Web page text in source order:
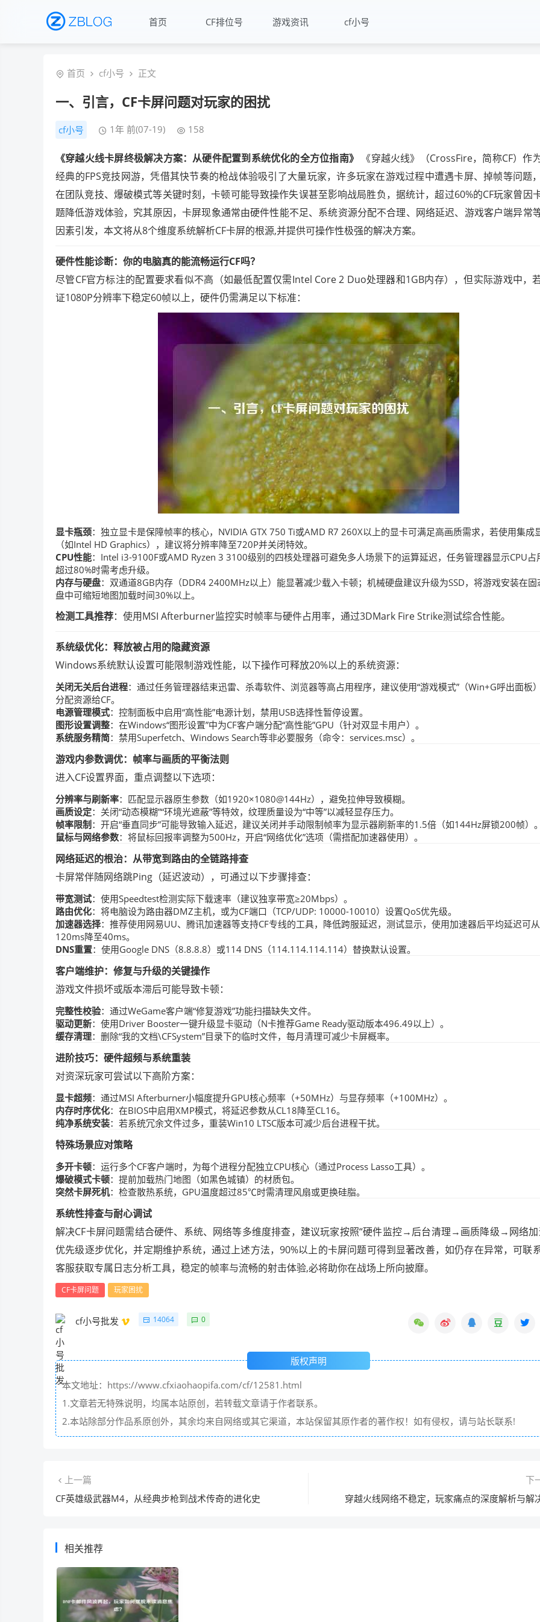
首页 CF排位号 游戏资讯 cf小号
首页 cf小号 正文
一、引言，CF卡屏问题对玩家的困扰
cf小号 1年 前(07-19) 158
《穿越火线卡屏终极解决方案：从硬件配置到系统优化的全方位指南》
《穿越火线》（CrossFire，简称CF）作
经典的FPS竞技网游，凭借其快节奏的枪战体验吸引了大量玩家，许多玩家在游戏过程中遭遇卡屏、掉帧等问题
在团队竞技、爆破模式等关键时刻，卡顿可能导致操作失误甚至影响战局胜负，据统计，超过60%的CF玩家曾因
题降低游戏体验，究其原因，卡屏现象通常由硬件性能不足、系统资源分配不合理、网络延迟、游戏客户端异常
因素引发，本文将从8个维度系统解析CF卡屏的根源,并提供可操作性极强的解决方案。
硬件性能诊断：你的电脑真的能流畅运行CF吗？
尽管CF官方标注的配置要求看似不高（如最低配置仅需Intel Core 2 Duo处理器和1GB内存），但实际游戏中，
证1080P分辨率下稳定60帧以上，硬件仍需满足以下标准：
显卡瓶颈：独立显卡是保障帧率的核心，NVIDIA GTX 750 Ti或AMD R7 260X以上的显卡可满足高画质需求，若使用集成
（如Intel HD Graphics），建议将分辨率降至720P并关闭特效。
CPU性能：Intel i3-9100F或AMD Ryzen 3 3100级别的四核处理器可避免多人场景下的运算延迟，任务管理器显示CPU占
超过80%时需考虑升级。
内存与硬盘：双通道8GB内存（DDR4 2400MHz以上）能显著减少载入卡顿；机械硬盘建议升级为SSD，将游戏安装在固
盘中可缩短地图加载时间30%以上。
检测工具推荐：使用MSI Afterburner监控实时帧率与硬件占用率，通过3DMark Fire Strike测试综合性能。
系统级优化：释放被占用的隐藏资源
Windows系统默认设置可能限制游戏性能，以下操作可释放20%以上的系统资源：
关闭无关后台进程：通过任务管理器结束迅雷、杀毒软件、浏览器等高占用程序，建议使用“游戏模式”（Win+G呼出面板
分配资源给CF。
电源管理模式：控制面板中启用“高性能”电源计划，禁用USB选择性暂停设置。
图形设置调整：在Windows“图形设置”中为CF客户端分配“高性能”GPU（针对双显卡用户）。
系统服务精简：禁用Superfetch、Windows Search等非必要服务（命令：services.msc）。
游戏内参数调优：帧率与画质的平衡法则
进入CF设置界面，重点调整以下选项：
分辨率与刷新率：匹配显示器原生参数（如1920×1080@144Hz），避免拉伸导致模糊。
画质设定：关闭“动态模糊”“环境光遮蔽”等特效，纹理质量设为“中等”以减轻显存压力。
帧率限制：开启“垂直同步”可能导致输入延迟，建议关闭并手动限制帧率为显示器刷新率的1.5倍（如144Hz屏锁200帧）
鼠标与网络参数：将鼠标回报率调整为500Hz，开启“网络优化”选项（需搭配加速器使用）。
网络延迟的根治：从带宽到路由的全链路排查
卡屏常伴随网络跳Ping（延迟波动），可通过以下步骤排查：
带宽测试：使用Speedtest检测实际下载速率（建议独享带宽≥20Mbps）。
路由优化：将电脑设为路由器DMZ主机，或为CF端口（TCP/UDP: 10000-10010）设置QoS优先级。
加速器选择：推荐使用网易UU、腾讯加速器等支持CF专线的工具，降低跨服延迟，测试显示，使用加速器后平均延迟可从
120ms降至40ms。
DNS重置：使用Google DNS（8.8.8.8）或114 DNS（114.114.114.114）替换默认设置。
客户端维护：修复与升级的关键操作
游戏文件损坏或版本滞后可能导致卡顿：
完整性校验：通过WeGame客户端“修复游戏”功能扫描缺失文件。
驱动更新：使用Driver Booster一键升级显卡驱动（N卡推荐Game Ready驱动版本496.49以上）。
缓存清理：删除“我的文档\CFSystem”目录下的临时文件，每月清理可减少卡屏概率。
进阶技巧：硬件超频与系统重装
对资深玩家可尝试以下高阶方案：
显卡超频：通过MSI Afterburner小幅度提升GPU核心频率（+50MHz）与显存频率（+100MHz）。
内存时序优化：在BIOS中启用XMP模式，将延迟参数从CL18降至CL16。
纯净系统安装：若系统冗余文件过多，重装Win10 LTSC版本可减少后台进程干扰。
特殊场景应对策略
多开卡顿：运行多个CF客户端时，为每个进程分配独立CPU核心（通过Process Lasso工具）。
爆破模式卡顿：提前加载热门地图（如黑色城镇）的材质包。
突然卡屏死机：检查散热系统，GPU温度超过85℃时需清理风扇或更换硅脂。
系统性排查与耐心调试
解决CF卡屏问题需结合硬件、系统、网络等多维度排查，建议玩家按照“硬件监控→后台清理→画质降级→网络加
优先级逐步优化，并定期维护系统，通过上述方法，90%以上的卡屏问题可得到显著改善，如仍存在异常，可联
客服获取专属日志分析工具，稳定的帧率与流畅的射击体验,必将助你在战场上所向披靡。
CF卡屏问题 玩家困扰
cf小号批发 14064 0
版权声明
本文地址：https://www.cfxiaohaopifa.com/cf/12581.html
1.文章若无特殊说明，均属本站原创，若转载文章请于作者联系。
2.本站除部分作品系原创外，其余均来自网络或其它渠道，本站保留其原作者的著作权！如有侵权，请与站长联系!
上一篇
CF英雄级武器M4，从经典步枪到战术传奇的进化史
下
穿越火线网络不稳定，玩家痛点的深度解析与解
相关推荐